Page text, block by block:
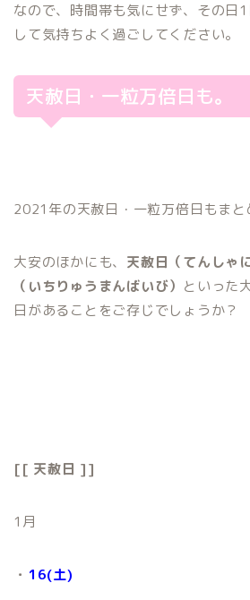
なので、時間帯も気にせず、その日
して気持ちよく過ごしてください。
天赦日・一粒万倍日も。
2021年の天赦日・一粒万倍日もまと
大安のほかにも、 天赦日（てんしゃ
（いちりゅうまんばいび） といった
日があることをご存じでしょうか？
[[ 天赦日 ]]
1月
・ 16(土)